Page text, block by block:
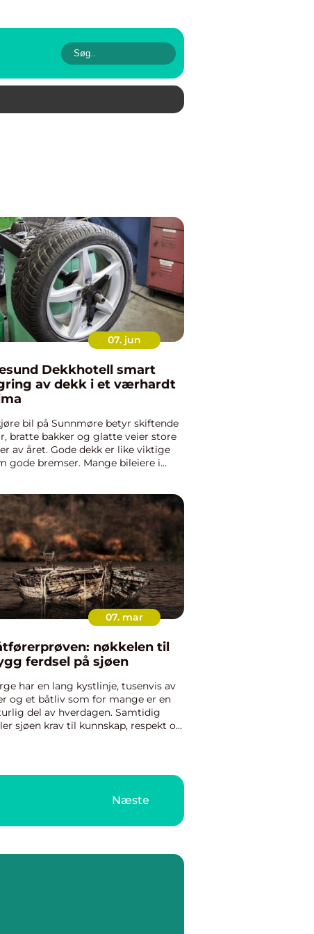
07. jun
Dekkhotell smart
av dekk i et værhardt
bil på Sunnmøre betyr skiftende
bratte bakker og glatte veier store
av året. Gode dekk er like viktige
gode bremser. Mange bileiere i
...
07. mar
nøkkelen til
ferdsel på sjøen
har en lang kystlinje, tusenvis av
og et båtliv som for mange er en
del av hverdagen. Samtidig
sjøen krav til kunnskap, respekt og
Næste